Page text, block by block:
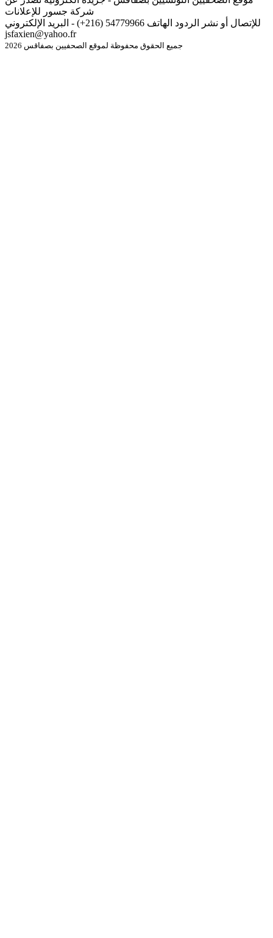
شركة جسور للإعلانات
للإتصال أو نشر الردود الهاتف 54779966 (216+) - البريد الإلكتروني
jsfaxien@yahoo.fr
جميع الحقوق محفوظة لموقع الصحفيين بصفاقس 2026